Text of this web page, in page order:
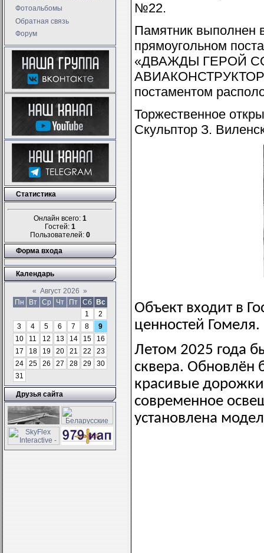
Фотоальбомы
Обратная связь
Форум
Статистика
Онлайн всего: 1
Гостей: 1
Пользователей: 0
Форма входа
Календарь
« Август 2026 »
Пн
Вт Ср Чт Пт Сб
Вс
1
2
3
4 5 6 7 8
9
10
11 12 13 14 15
16
17
18 19 20 21 22
23
24
25 26 27 28 29
30
31
Друзья сайта
№22.
Памятник выполнен
прямоугольном
«ДВАЖДЫ ГЕРОЙ
постаментом
Торжественное
Скульптор З.
Объект входит в
ценностей Гомеля.
Летом 2025 года
сквера. Обновлён
красивые
современное
установлена